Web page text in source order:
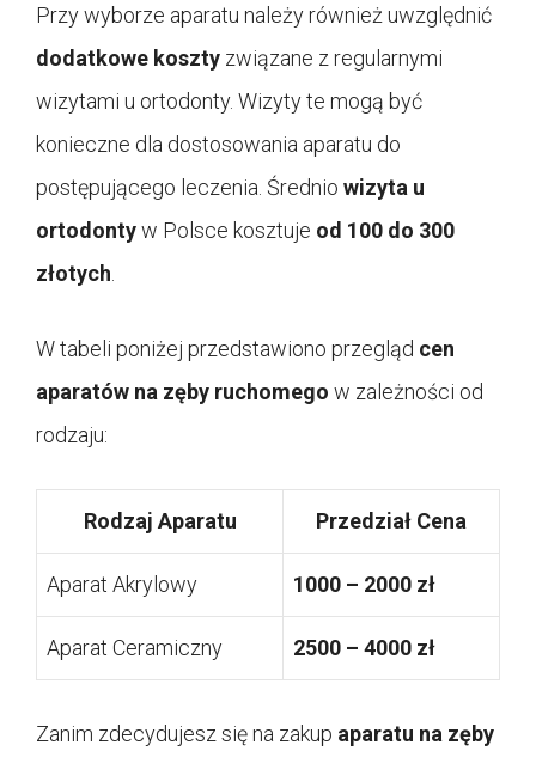
Przy wyborze aparatu należy również uwzględnić
dodatkowe koszty związane z regularnymi
wizytami u ortodonty. Wizyty te mogą być
konieczne dla dostosowania aparatu do
postępującego leczenia. Średnio wizyta u
ortodontyw Polsce kosztuje od 100 do 300
złotych
W tabeli poniżej przedstawiono przegląd cen
aparatów na zęby ruchomego w zależności od
rodzaju:
Rodzaj Aparatu Przedział Cena
Aparat Akrylowy 1000 – 2000 zł
Aparat Ceramiczny 2500 – 4000 zł
Zanim zdecydujesz się na zakup aparatu na zęby